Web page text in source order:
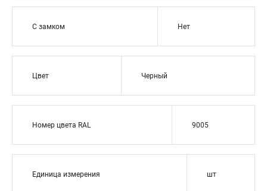
С замком Нет
Цвет Черный
Номер цвета RAL 9005
Единица измерения шт